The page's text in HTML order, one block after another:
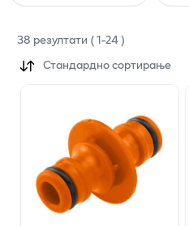
38 резултати (1-24)
Стандардно сортирање